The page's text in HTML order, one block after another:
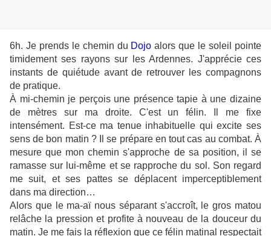
6h. Je prends le chemin du Dojo alors que le soleil pointe
timidement ses rayons sur les Ardennes. J'apprécie ces
instants de quiétude avant de retrouver les compagnons
de pratique.
À mi-chemin je perçois une présence tapie à une dizaine
de mètres sur ma droite. C'est un félin. Il me fixe
intensément. Est-ce ma tenue inhabituelle qui excite ses
sens de bon matin ? Il se prépare en tout cas au combat. À
mesure que mon chemin s'approche de sa position, il se
ramasse sur lui-même et se rapproche du sol. Son regard
me suit, et ses pattes se déplacent imperceptiblement
dans ma direction…
Alors que le ma-aï nous séparant s'accroît, le gros matou
relâche la pression et profite à nouveau de la douceur du
matin. Je me fais la réflexion que ce félin matinal respectait